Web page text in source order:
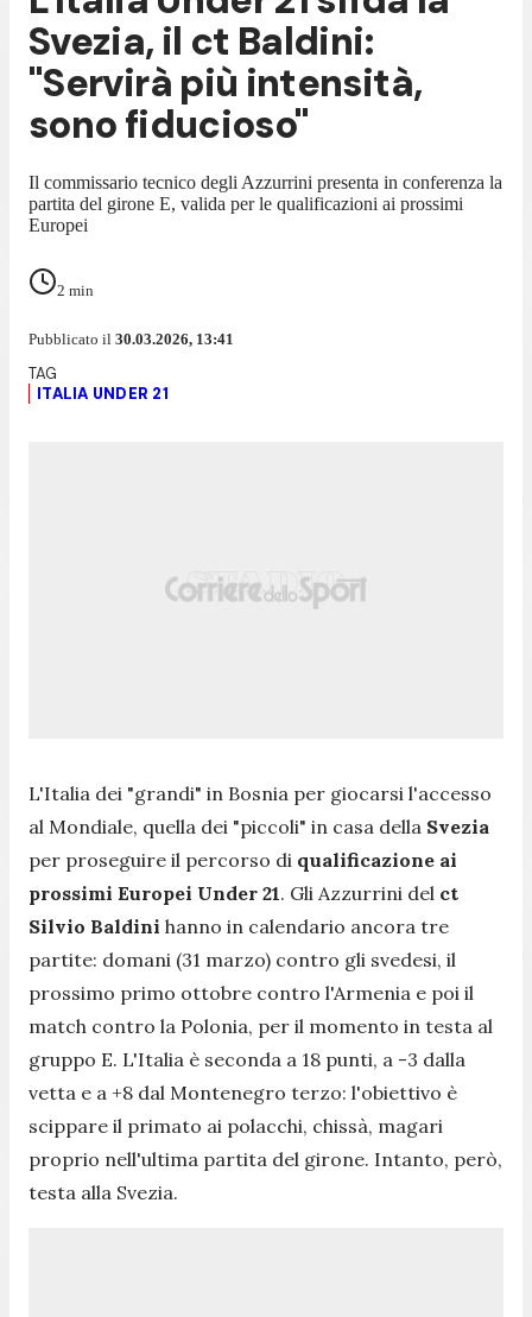
Svezia, il ct Baldini:
"Servirà più intensità,
sono fiducioso"
Il commissario tecnico degli Azzurrini presenta in conferenza la
partita del girone E, valida per le qualificazioni ai prossimi
Europei
2 min
Pubblicato il 30.03.2026, 13:41
ITALIA UNDER 21
L'Italia dei "grandi" in Bosnia per giocarsi l'accesso
al Mondiale, quella dei "piccoli" in casa della Svezia
per proseguire il percorso di qualificazione ai
prossimi Europei Under 21. Gli Azzurrini del ct
Silvio Baldini hanno in calendario ancora tre
partite: domani (31 marzo) contro gli svedesi, il
prossimo primo ottobre contro l'Armenia e poi il
match contro la Polonia, per il momento in testa al
gruppo E. L'Italia è seconda a 18 punti, a -3 dalla
vetta e a +8 dal Montenegro terzo: l'obiettivo è
scippare il primato ai polacchi, chissà, magari
proprio nell'ultima partita del girone. Intanto, però,
testa alla Svezia.